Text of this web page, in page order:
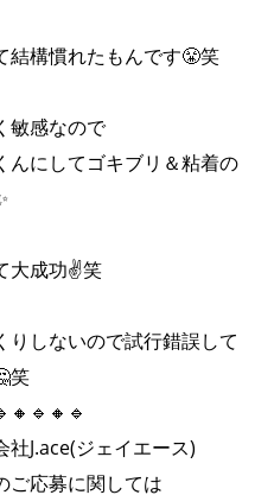
結構慣れたもんです😤笑
敏感なので
んにしてゴキブリ＆粘着の
大成功✌️笑
しないので試行錯誤して
笑
J.ace(ジェイエース)
ご応募に関しては